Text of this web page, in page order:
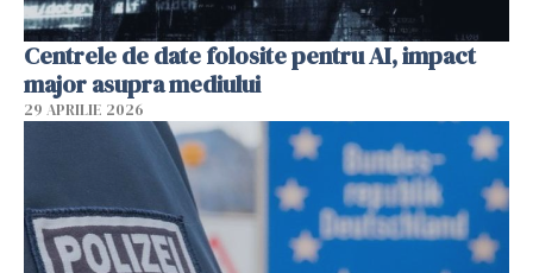
Centrele de date folosite pentru AI, impact
major asupra mediului
29 APRILIE 2026